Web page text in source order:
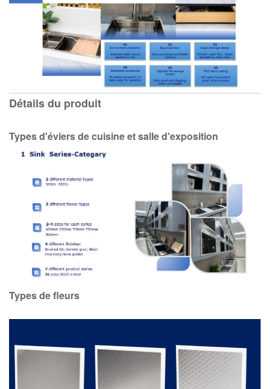
Détails du produit
Types d'éviers de cuisine et salle d'exposition
Types de fleurs